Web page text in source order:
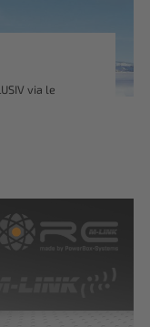
via le